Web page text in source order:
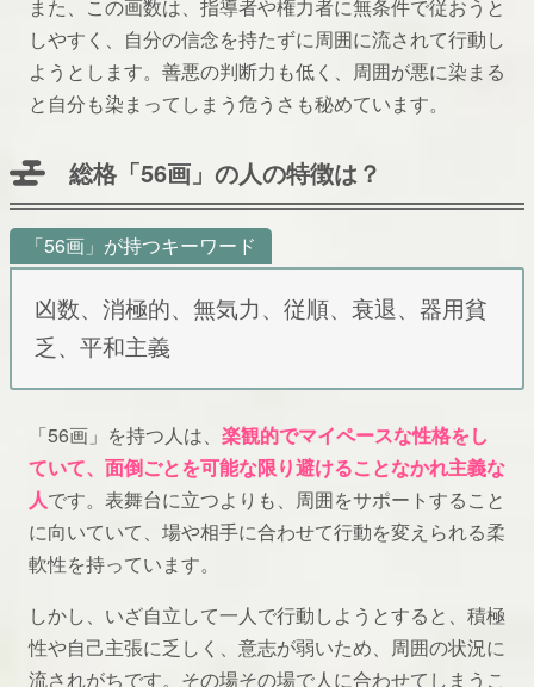
また、この画数は、指導者や権力者に無条件で従おうと
しやすく、自分の信念を持たずに周囲に流されて行動し
ようとします。善悪の判断力も低く、周囲が悪に染まる
と自分も染まってしまう危うさも秘めています。
総格「56画」の人の特徴は？
「56画」が持つキーワード
凶数、消極的、無気力、従順、衰退、器用貧
乏、平和主義
「56画」を持つ人は、 楽観的でマイペースな性格をし
ていて、面倒ごとを可能な限り避けることなかれ主義な
人です。表舞台に立つよりも、周囲をサポートすること
に向いていて、場や相手に合わせて行動を変えられる柔
軟性を持っています。
しかし、いざ自立して一人で行動しようとすると、積極
性や自己主張に乏しく、意志が弱いため、周囲の状況に
流されがちです。その場その場で人に合わせてしまうこ